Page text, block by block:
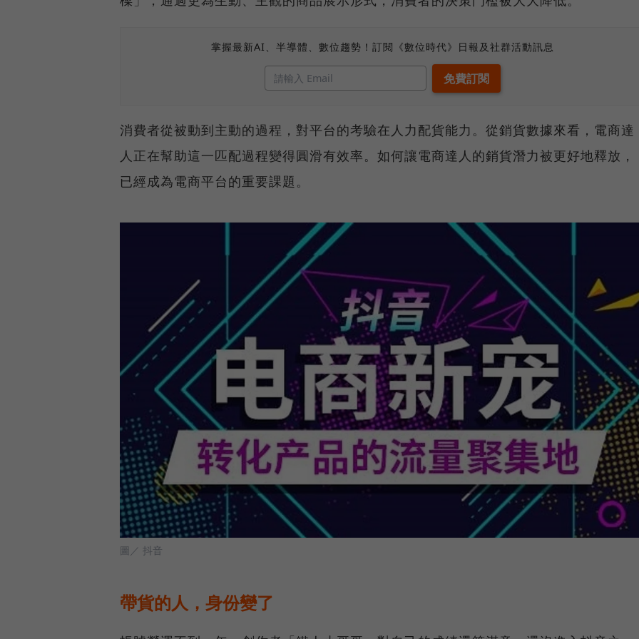
掌握最新AI、半導體、數位趨勢！訂閱《數位時代》日報及社群活動訊息
消費者從被動到主動的過程，對平台的考驗在人力配貨能力。從銷貨數據來看，電商達
人正在幫助這一匹配過程變得圓滑有效率。如何讓電商達人的銷貨潛力被更好地釋放，
已經成為電商平台的重要課題。
圖／ 抖音
帶貨的人，身份變了